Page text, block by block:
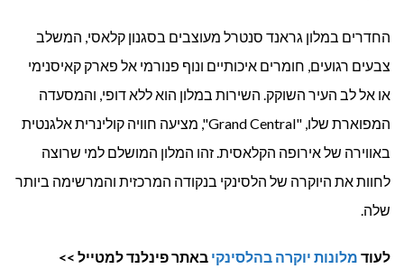
החדרים במלון גראנד סנטרל מעוצבים בסגנון קלאסי, המשלב
צבעים רגועים, חומרים איכותיים ונוף פנורמי אל פארק קאיסנימי
או אל לב העיר השוקק. השירות במלון הוא ללא דופי, והמסעדה
המפוארת שלו, "Grand Central", מציעה חוויה קולינרית אלגנטית
באווירה של אירופה הקלאסית. זהו המלון המושלם למי שרוצה
לחוות את היוקרה של הלסינקי בנקודה המרכזית והמרשימה ביותר
שלה.
לעוד מלונות יוקרה בהלסינקי באתר פינלנד למטייל >>